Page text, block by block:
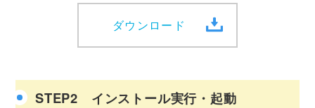
ダウンロード
STEP2 インストール実行・起動